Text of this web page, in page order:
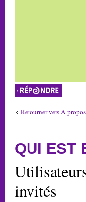
Répondre
Retourner vers A
QUI EST
invités